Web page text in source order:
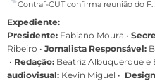
Contraf-CUT confirma reunião do
Expediente:
Presidente: Fabiano Moura •
Ribeiro • Jornalista Responsável:
• Redação: Beatriz Albuquerque e
audiovisual: Kevin Miguel •